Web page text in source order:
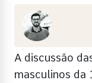
A discussão
masculinos da